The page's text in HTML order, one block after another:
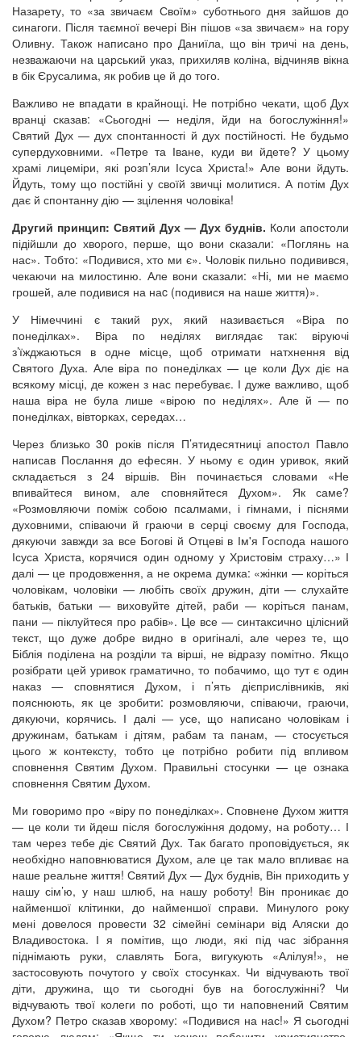
Назарету, то «за звичаєм Своїм» суботнього дня зайшов до
синагоги. Після таємної вечері Він пішов «за звичаєм» на гору
Оливну. Також написано про Даниїла, що він тричі на день,
незважаючи на царський указ, прихиляв коліна, відчиняв вікна
в бік Єрусалима, як робив це й до того.
Важливо не впадати в крайнощі. Не потрібно чекати, щоб Дух
вранці сказав: «Сьогодні — неділя, йди на богослужіння!»
Святий Дух — дух спонтанності й дух постійності. Не будьмо
супердуховними. «Петре та Іване, куди ви йдете? У цьому
храмі лицеміри, які розп’яли Ісуса Христа!» Але вони йдуть.
Йдуть, тому що постійні у своїй звичці молитися. А потім Дух
дає й спонтанну дію — зцілення чоловіка!
Другий принцип: Святий Дух — Дух буднів. Коли апостоли
підійшли до хворого, перше, що вони сказали: «Поглянь на
нас». Тобто: «Подивися, хто ми є». Чоловік пильно подивився,
чекаючи на милостиню. Але вони сказали: «Ні, ми не маємо
грошей, але подивися на наc (подивися на наше життя)».
У Німеччині є такий рух, який називається «Віра по
понеділках». Віра по неділях виглядає так: віруючі
з’їжджаються в одне місце, щоб отримати натхнення від
Святого Духа. Але віра по понеділках — це коли Дух діє на
всякому місці, де кожен з нас перебуває. І дуже важливо, щоб
наша віра не була лише «вірою по неділях». Але й — по
понеділках, вівторках, середах…
Через близько 30 років після П’ятидесятниці апостол Павло
написав Послання до ефесян. У ньому є один уривок, який
складається з 24 віршів. Він починається словами «Не
впивайтеся вином, але сповняйтеся Духом». Як саме?
«Розмовляючи поміж собою псалмами, і гімнами, і піснями
духовними, співаючи й граючи в серці своєму для Господа,
дякуючи завжди за все Богові й Отцеві в Ім'я Господа нашого
Ісуса Христа, корячися один одному у Христовім страху…» І
далі — це продовження, а не окрема думка: «жінки — коріться
чоловікам, чоловіки — любіть своїх дружин, діти — слухайте
батьків, батьки — виховуйте дітей, раби — коріться панам,
пани — піклуйтеся про рабів». Це все — синтаксично цілісний
текст, що дуже добре видно в оригіналі, але через те, що
Біблія поділена на розділи та вірші, не відразу помітно. Якщо
розібрати цей уривок граматично, то побачимо, що тут є один
наказ — сповнятися Духом, і п’ять дієприслівників, які
пояснюють, як це зробити: розмовляючи, співаючи, граючи,
дякуючи, корячись. І далі — усе, що написано чоловікам і
дружинам, батькам і дітям, рабам та панам, — стосується
цього ж контексту, тобто це потрібно робити під впливом
сповнення Святим Духом. Правильні стосунки — це ознака
сповнення Святим Духом.
Ми говоримо про «віру по понеділках». Сповнене Духом життя
— це коли ти йдеш після богослужіння додому, на роботу… І
там через тебе діє Святий Дух. Так багато проповідується, як
необхідно наповнюватися Духом, але це так мало впливає на
наше реальне життя! Святий Дух — Дух буднів, Він приходить у
нашу сім’ю, у наш шлюб, на нашу роботу! Він проникає до
найменшої клітинки, до найменшої справи. Минулого року
мені довелося провести 32 сімейні семінари від Аляски до
Владивостока. І я помітив, що люди, які під час зібрання
піднімають руки, славлять Бога, вигукують «Алілуя!», не
застосовують почутого у своїх стосунках. Чи відчувають твої
діти, дружина, що ти сьогодні був на богослужінні? Чи
відчувають твої колеги по роботі, що ти наповнений Святим
Духом? Петро сказав хворому: «Подивися на нас!» Я сьогодні